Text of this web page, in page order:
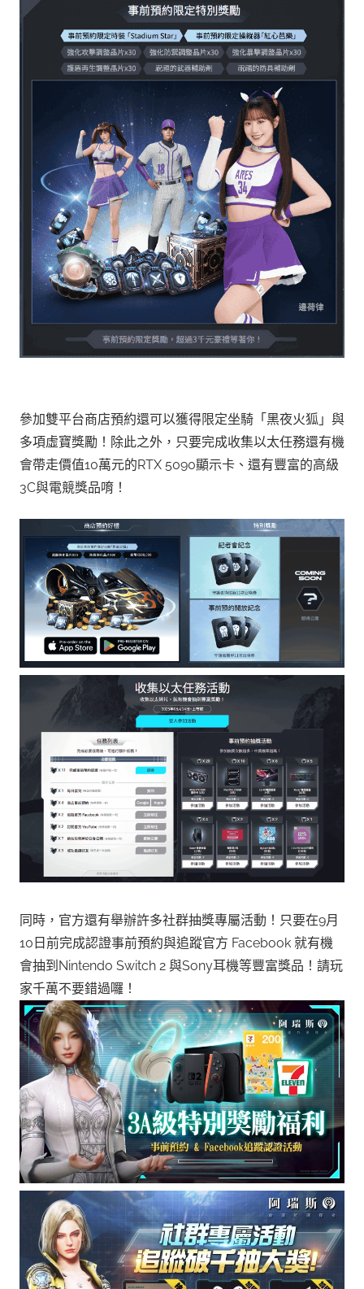
參加雙平台商店預約還可以獲得限定坐騎「黑夜火狐」與
多項虛寶獎勵！除此之外，只要完成收集以太任務還有機
會帶走價值10萬元的RTX 5090顯示卡、還有豐富的高級
3C與電競獎品唷！
同時，官方還有舉辦許多社群抽獎專屬活動！只要在9月
10日前完成認證事前預約與追蹤官方 Facebook 就有機
會抽到Nintendo Switch 2 與Sony耳機等豐富獎品！請玩
家千萬不要錯過囉！